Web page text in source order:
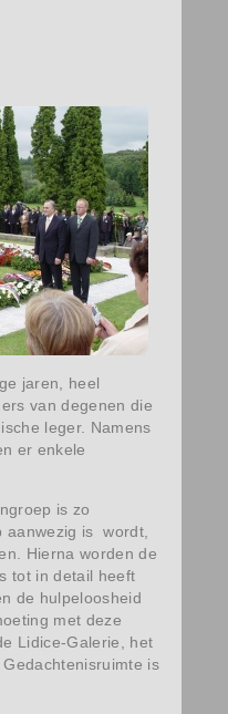
jaren, heel
van degenen die
leger. Namens
er enkele
is zo
aanwezig is wordt,
Hierna worden de
tot in detail heeft
de hulpeloosheid
met deze
Lidice-Galerie, het
is